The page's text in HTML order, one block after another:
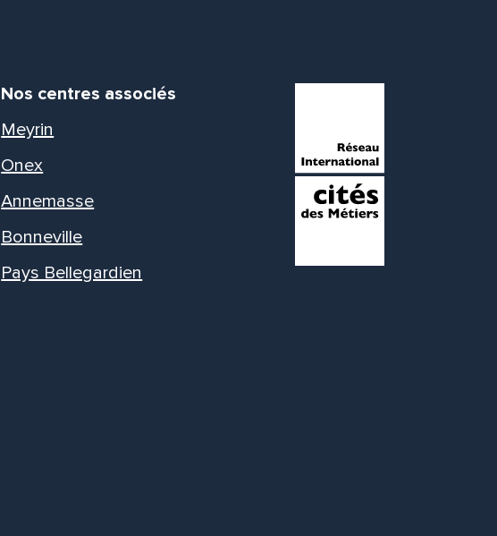
Nos centres associés
Meyrin
Onex
Annemasse
Bonneville
Pays Bellegardien